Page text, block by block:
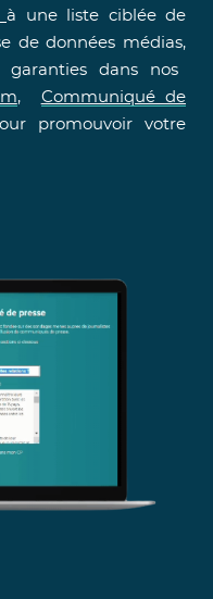
à une liste ciblée de
de données médias,
garanties dans nos
, Communiqué de
promouvoir votre